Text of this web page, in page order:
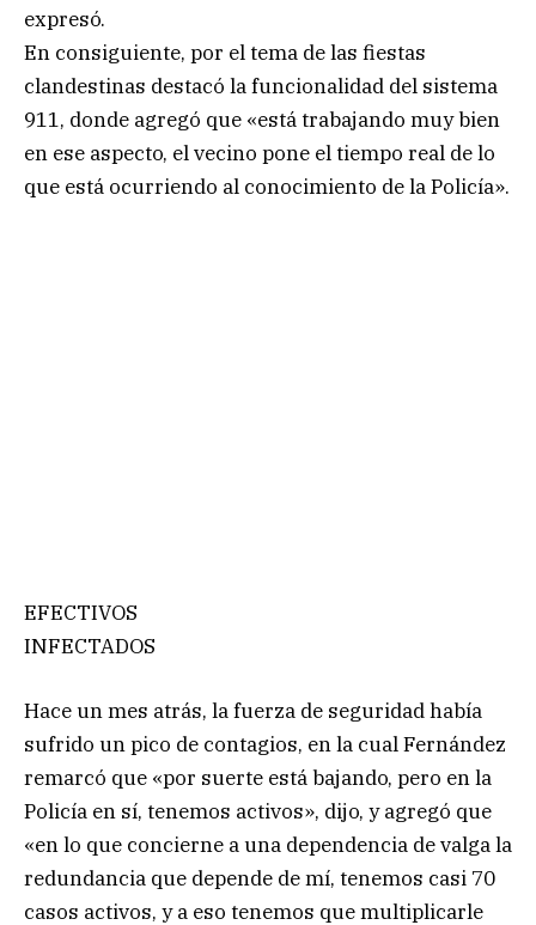
expresó.
En consiguiente, por el tema de las fiestas
clandestinas destacó la funcionalidad del sistema
911, donde agregó que «está trabajando muy bien
en ese aspecto, el vecino pone el tiempo real de lo
que está ocurriendo al conocimiento de la Policía».
EFECTIVOS
INFECTADOS
Hace un mes atrás, la fuerza de seguridad había
sufrido un pico de contagios, en la cual Fernández
remarcó que «por suerte está bajando, pero en la
Policía en sí, tenemos activos», dijo, y agregó que
«en lo que concierne a una dependencia de valga la
redundancia que depende de mí, tenemos casi 70
casos activos, y a eso tenemos que multiplicarle